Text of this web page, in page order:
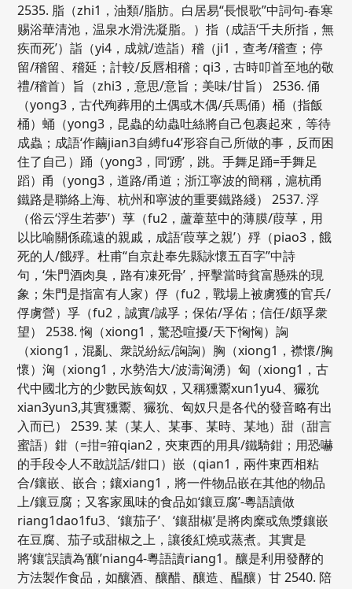
2535. 脂（zhi1，油類/脂肪。白居易“長恨歌”中詞句-春寒
赐浴華清池，温泉水滑洗凝脂。）指（成語‘千夫所指，無
疾而死’）詣（yi4，成就/造詣）稽（ji1，查考/稽查；停
留/稽留、稽延；計較/反唇相稽；qi3，古時叩首至地的敬
禮/稽首）旨（zhi3，意思/意旨；美味/甘旨） 2536. 俑
（yong3，古代殉葬用的土偶或木偶/兵馬俑）桶（指飯
桶）蛹（yong3，昆蟲的幼蟲吐絲將自己包裹起來，等待
成蟲；成語‘作繭jian3自縛fu4’形容自己所做的事，反而困
住了自己）踊（yong3，同‘踴’，跳。手舞足踊=手舞足
蹈）甬（yong3，道路/甬道；浙江寧波的簡稱，滬杭甬
鐵路是聯絡上海、杭州和寧波的重要鐵路綫） 2537. 浮
（俗云‘浮生若夢’）莩（fu2，蘆葦莖中的薄膜/葭莩，用
以比喻關係疏遠的親戚，成語‘葭莩之親’）殍（piao3，餓
死的人/餓殍。杜甫“自京赴奉先縣詠懷五百字”中詩
句，‘朱門酒肉臭，路有凍死骨’，抨擊當時貧富懸殊的現
象；朱門是指富有人家）俘（fu2，戰場上被虜獲的官兵/
俘虜營）孚（fu2，誠實/誠孚；保佑/孚佑；信任/頗孚衆
望） 2538. 恟（xiong1，驚恐喧擾/天下恟恟）詾
（xiong1，混亂、衆説紛紜/詾詾）胸（xiong1，襟懷/胸
懷）洶（xiong1，水勢浩大/波濤洶湧）匈（xiong1，古
代中國北方的少數民族匈奴，又稱獯鬻xun1yu4、玁狁
xian3yun3,其實獯鬻、玁狁、匈奴只是各代的發音略有出
入而已） 2539. 某（某人、某事、某時、某地）甜（甜言
蜜語）鉗（=拑=箝qian2，夾東西的用具/鐵騎鉗；用恐嚇
的手段令人不敢説話/鉗口）嵌（qian1，兩件東西相粘
合/鑲嵌、嵌合；鑲xiang1，將一件物品嵌在其他的物品
上/鑲豆腐；又客家風味的食品如‘鑲豆腐’-粵語讀做
riang1dao1fu3、‘鑲茄子’、‘鑲甜椒’是將肉糜或魚漿鑲嵌
在豆腐、茄子或甜椒之上，讓後紅燒或蒸煮。其實是
將‘鑲’誤讀為‘釀’niang4-粵語讀riang1。釀是利用發酵的
方法製作食品，如釀酒、釀醋、釀造、醖釀）甘 2540. 陪